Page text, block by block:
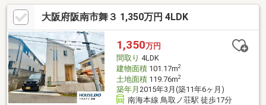
リフォーム、住宅ローン、火災保険等、皆様の気になる疑問にお
答えします！泉南市・阪南市のおうち探しはお任せください！
【お問い合わせについて】「見学予約する」「資料請求する」か
らのお問い合わせは24時間受付中！ネットに掲載していない物件
もご紹介できます！「お電話」「資料請求する」からお気軽にお
問い合わせください！
大阪府阪南市舞３ 1,350万円 4LDK
1,350万円
間取り 4LDK
建物面積101.17m2
土地面積119.76m2
築年月 2015年3月(築11年6ヶ月)
南海本線 鳥取ノ荘駅 徒歩17分